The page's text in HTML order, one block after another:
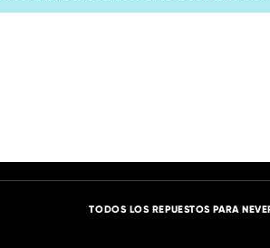
TODOS LOS REPUESTOS PARA